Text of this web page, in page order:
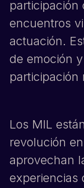
participación
encuentros
actuación.
de emoción
participación
Los MIL
revolución
aprovechan
experiencias